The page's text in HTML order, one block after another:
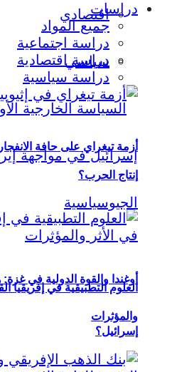
اقتصادي
سياسي
أوغندا والقوة الدولية في
إسرائيل؟
دراسات
جميع المواد
دراسة اجتماعية
دراسة اقتصادية
دراسة سياسية
أزمة تيغراي على حافة
إنتاج الحرب؟
العلوم التطبيقية في إفريقيا
والمؤثرات